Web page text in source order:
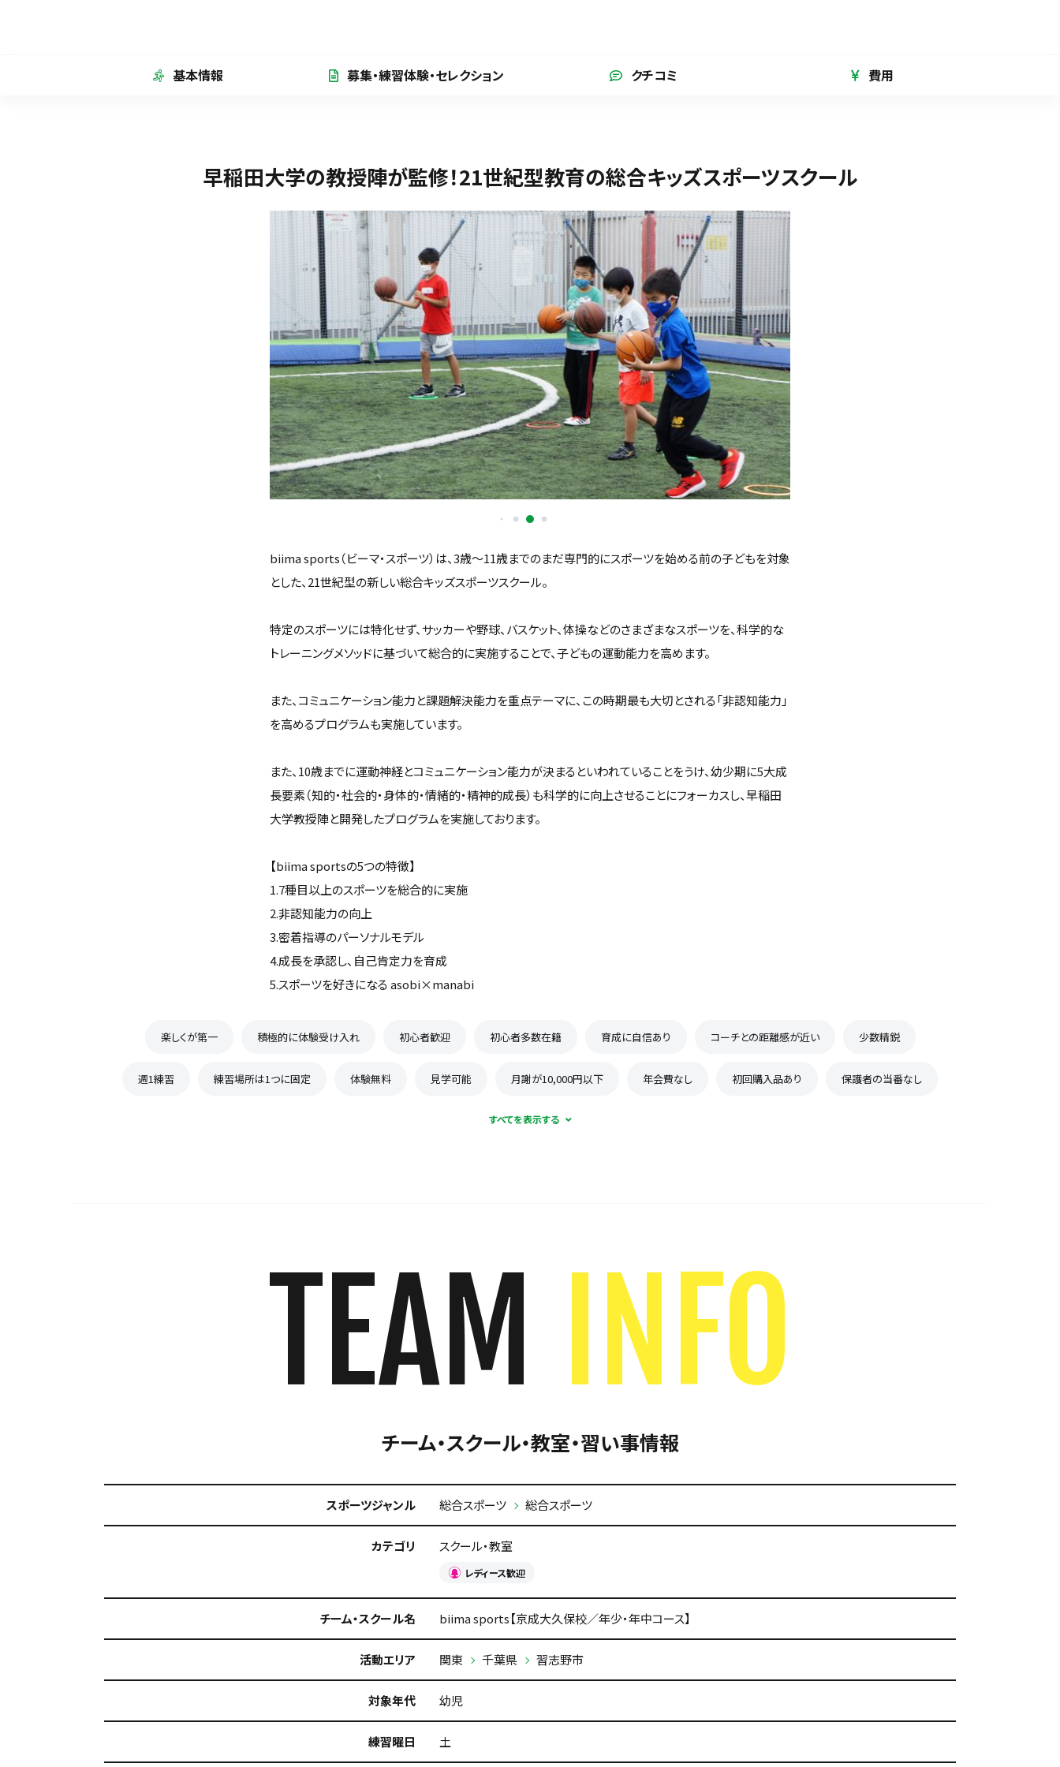
基本情報 募集・練習体験・セレクション クチコミ 費用
早稲田大学の教授陣が監修！21世紀型教育の総合キッズスポーツスクール
biima sports（ビーマ・スポーツ）は、3歳〜11歳までのまだ専門的にスポーツを始める前の子どもを対象
とした、21世紀型の新しい総合キッズスポーツスクール。
特定のスポーツには特化せず、サッカーや野球、バスケット、体操などのさまざまなスポーツを、科学的な
トレーニングメソッドに基づいて総合的に実施することで、子どもの運動能力を高めます。
また、コミュニケーション能力と課題解決能力を重点テーマに、この時期最も大切とされる「非認知能力」
を高めるプログラムも実施しています。
また、10歳までに運動神経とコミュニケーション能力が決まるといわれていることをうけ、幼少期に5大成
長要素（知的・社会的・身体的・情緒的・精神的成長）も科学的に向上させることにフォーカスし、早稲田
大学教授陣と開発したプログラムを実施しております。
【biima sportsの5つの特徴】
1.7種目以上のスポーツを総合的に実施
2.非認知能力の向上
3.密着指導のパーソナルモデル
4.成長を承認し、自己肯定力を育成
5.スポーツを好きになる asobi×manabi
楽しくが第一 積極的に体験受け入れ 初心者歓迎 初心者多数在籍 育成に自信あり コーチとの距離感が近い 少数精鋭
週1練習 練習場所は1つに固定 体験無料 見学可能 月謝が10,000円以下 年会費なし 初回購入品あり 保護者の当番なし
TEAM INFO
チーム・スクール・教室・習い事情報
スポーツジャンル 総合スポーツ 総合スポーツ
カテゴリ スクール・教室
レディース歓迎
チーム・スクール名 biima sports【京成大久保校／年少・年中コース】
活動エリア 関東 千葉県 習志野市
対象年代 幼児
練習曜日 土